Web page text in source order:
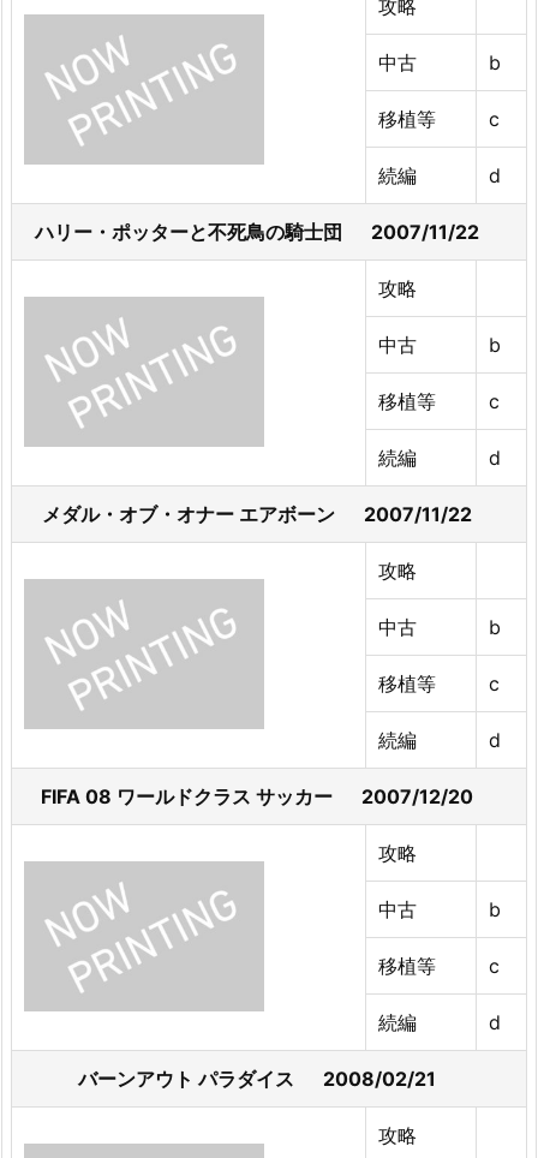
攻略
中古 b
移植等 c
続編 d
ハリー・ポッターと不死鳥の騎士団 2007/11/22
攻略
中古 b
移植等 c
続編 d
メダル・オブ・オナー エアボーン 2007/11/22
攻略
中古 b
移植等 c
続編 d
FIFA 08 ワールドクラス サッカー 2007/12/20
攻略
中古 b
移植等 c
続編 d
バーンアウト パラダイス 2008/02/21
攻略